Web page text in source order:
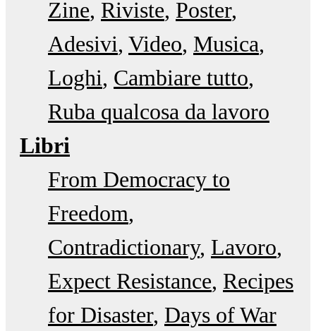
Zine Riviste Poster
Adesivi Video Musica
Loghi Cambiare tutto
Ruba qualcosa da lavoro
Libri
From Democracy to
Freedom
Contradictionary Lavoro
Expect Resistance Recipes
for Disaster Days of War